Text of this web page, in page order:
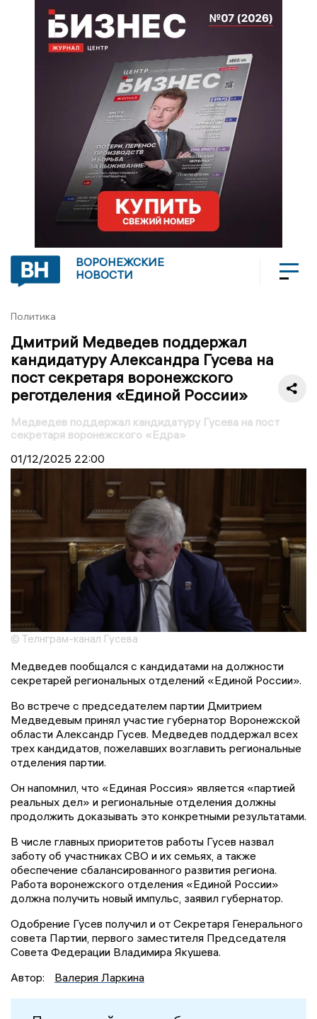
ВОРОНЕЖСКИЕ
НОВОСТИ
Политика
Дмитрий Медведев поддержал
кандидатуру Александра Гусева на
пост секретаря воронежского
реготделения «Единой России»
Медведев поддержал кандидатуру Гусева на пост
секретаря воронежского «Едра»
01/12/2025 22:00
© Телнграм-канал Гусева
Медведев пообщался с кандидатами на должности
секретарей региональных отделений «Единой России».
Во встрече с председателем партии Дмитрием
Медведевым принял участие губернатор Воронежской
области Александр Гусев. Медведев поддержал всех
трех кандидатов, пожелавших возглавить региональные
отделения партии.
Он напомнил, что «Единая Россия» является «партией
реальных дел» и региональные отделения должны
продолжить доказывать это конкретными результатами.
В числе главных приоритетов работы Гусев назвал
заботу об участниках СВО и их семьях, а также
обеспечение сбалансированного развития региона.
Работа воронежского отделения «Единой России»
должна получить новый импульс, заявил губернатор.
Одобрение Гусев получил и от Секретаря Генерального
совета Партии, первого заместителя Председателя
Совета Федерации Владимира Якушева.
Автор:
Валерия Ларкина